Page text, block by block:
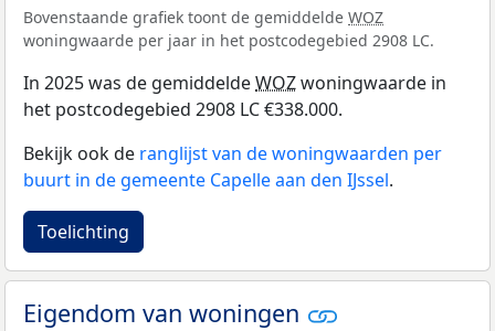
Bovenstaande grafiek toont de gemiddelde WOZ
woningwaarde per jaar in het postcodegebied 2908 LC.
In 2025 was de gemiddeldeWOZwoningwaarde in
het postcodegebied 2908 LC €338.000.
Bekijk ook de ranglijst van de woningwaarden per
buurt in de gemeente Capelle aan den IJssel.
Toelichting
Eigendom van woningen